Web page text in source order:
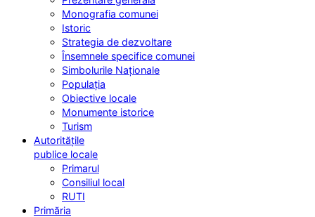
Monografia comunei
Istoric
Strategia de dezvoltare
Însemnele specifice comunei
Simbolurile Naționale
Populația
Obiective locale
Monumente istorice
Turism
Autoritățile
publice locale
Primarul
Consiliul local
RUTI
Primăria